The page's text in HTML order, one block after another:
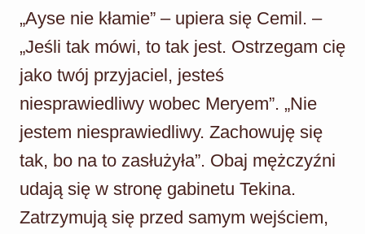
„Ayse nie kłamie” – upiera się Cemil. –
„Jeśli tak mówi, to tak jest. Ostrzegam cię
jako twój przyjaciel, jesteś
niesprawiedliwy wobec Meryem”. „Nie
jestem niesprawiedliwy. Zachowuję się
tak, bo na to zasłużyła”. Obaj mężczyźni
udają się w stronę gabinetu Tekina.
Zatrzymują się przed samym wejściem,